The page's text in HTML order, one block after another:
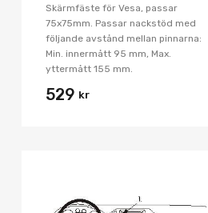
Skärmfäste för Vesa, passar
75x75mm. Passar nackstöd med
följande avstånd mellan pinnarna:
Min. innermått 95 mm, Max.
yttermått 155 mm.
529 kr